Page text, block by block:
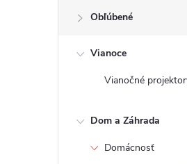
Obľúbené
Vianoce
Vianočné
Dom a Záhrada
Domácnosť